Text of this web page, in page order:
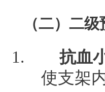
（二）二
抗血
使支架